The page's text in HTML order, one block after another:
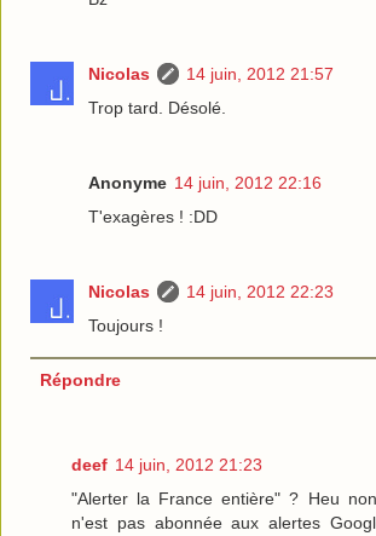
Nicolas
14 juin, 2012 21:57
Trop tard. Désolé.
Anonyme 14 juin, 2012 22:16
T'exagères ! :DD
Nicolas
14 juin, 2012 22:23
Toujours !
Répondre
deef 14 juin, 2012 21:23
"Alerter la France entière" ? Heu
n'est pas abonnée aux alertes